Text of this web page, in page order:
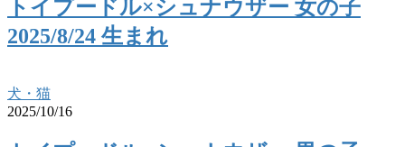
トイプードル×シュナウザー 女の子
2025/8/24 生まれ
犬・猫
2025/10/16